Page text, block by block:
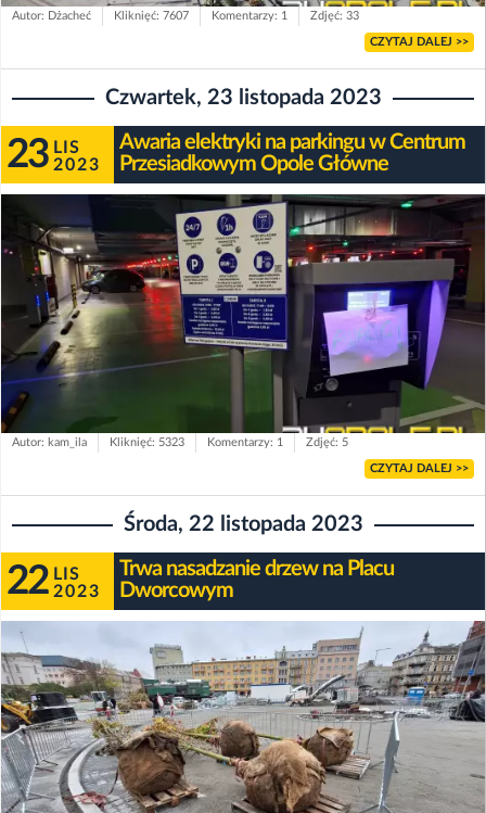
Autor: Dżacheć Kliknięć: 7607 Komentarzy: 1 Zdjęć: 33
CZYTAJ DALEJ >>
Czwartek, 23 listopada 2023
23 LIS
2023
Awaria elektryki na parkingu w Centrum
Przesiadkowym Opole Główne
Autor: kam_ila Kliknięć: 5323 Komentarzy: 1 Zdjęć: 5
CZYTAJ DALEJ >>
Środa, 22 listopada 2023
22 LIS
2023
Trwa nasadzanie drzew na Placu
Dworcowym